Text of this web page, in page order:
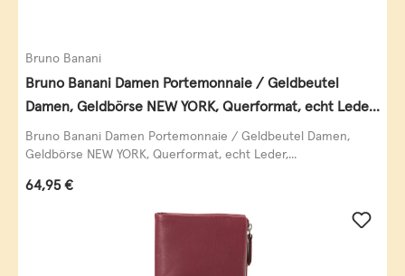
Bruno Banani
Bruno Banani Damen Portemonnaie / Geldbeutel
Damen, Geldbörse NEW YORK, Querformat, echt Leder,
schwarz
Bruno Banani Damen Portemonnaie / Geldbeutel Damen,
Geldbörse NEW YORK, Querformat, echt Leder,...
Regulärer Preis:
64,95 €